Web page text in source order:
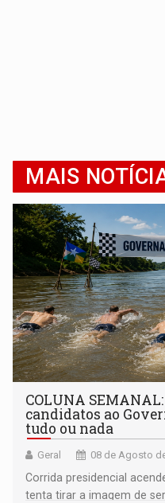
MAIS
COLUNA
candidatos ao
tudo ou nada
Geral 08 de Agosto
Corrida presidencial
tenta tirar a imagem de